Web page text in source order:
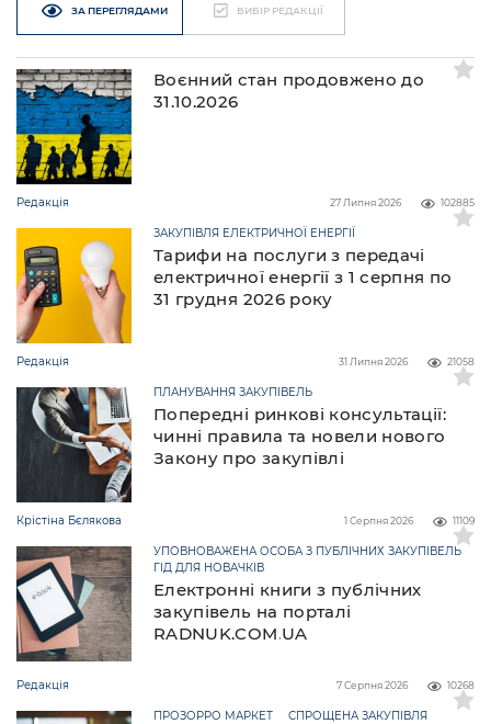
ЗА ПЕРЕГЛЯДАМИ ВИБІР РЕДАКЦІЇ
Воєнний стан продовжено до
31.10.2026
Редакція 102885
27 Липня 2026
Тарифи на послуги з передачі
електричної енергії з 1 серпня по
31 грудня 2026 року
ЗАКУПІВЛЯ ЕЛЕКТРИЧНОЇ ЕНЕРГІЇ
Редакція 21058
31 Липня 2026
Попередні ринкові консультації:
чинні правила та новели нового
Закону про закупівлі
ПЛАНУВАННЯ ЗАКУПІВЕЛЬ
Крістіна Бєлякова 11109
1 Серпня 2026
Електронні книги з публічних
закупівель на порталі
RADNUK.COM.UA
УПОВНОВАЖЕНА ОСОБА З ПУБЛІЧНИХ ЗАКУПІВЕЛЬ
ГІД ДЛЯ НОВАЧКІВ
Редакція 10268
7 Серпня 2026
ПРОЗОРРО МАРКЕТ
СПРОЩЕНА ЗАКУПІВЛЯ